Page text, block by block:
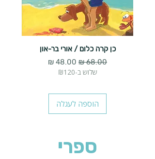
כן קרה כלום / אורי בר-און
מחיר רגיל מחיר מבצע
שלוש ב-₪120
הוספה לעגלה
ספרי